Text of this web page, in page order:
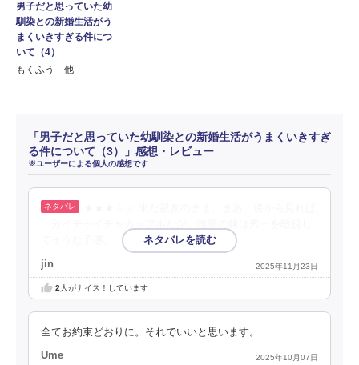
男子だと思っていた幼
馴染との新婚生活がう
まくいきすぎる件につ
いて（4）
もくふう 他
「男子だと思っていた幼馴染との新婚生活がうまくいきすぎ
る件について（3）」感想・レビュー
※ユーザーによる個人の感想です
jin 2025年11月23日
2 人がナイス！しています
全てお約束どおりに。それでいいと思います。
Ume 2025年10月07日